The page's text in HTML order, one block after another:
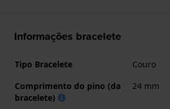
Informações bracelete
Tipo Bracelete
Couro
Comprimento do pino (da
bracelete)
24 mm